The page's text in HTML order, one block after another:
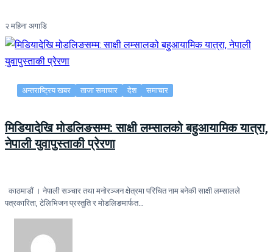
२ महिना अगाडि
अन्तराष्ट्रिय खबर ताजा समाचार देश समाचार
मिडियादेखि मोडलिङसम्म: साक्षी लम्सालको बहुआयामिक यात्रा,
नेपाली युवापुस्ताकी प्रेरणा
काठमाडौं । नेपाली सञ्चार तथा मनोरञ्जन क्षेत्रमा परिचित नाम बनेकी साक्षी लम्सालले
पत्रकारिता, टेलिभिजन प्रस्तुति र मोडलिङमार्फत…